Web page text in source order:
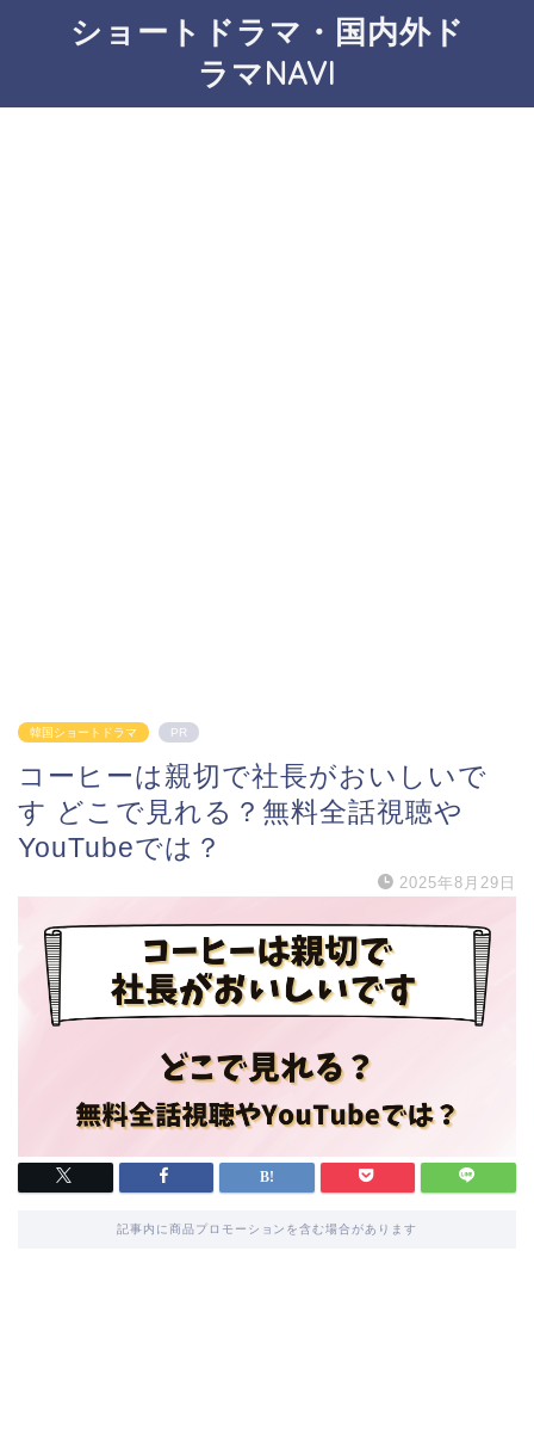
ショートドラマ・国内外ド
ラマNAVI
韓国ショートドラマ PR
コーヒーは親切で社長がおいしいで
す どこで見れる？無料全話視聴や
YouTubeでは？
2025年8月29日
記事内に商品プロモーションを含む場合があります